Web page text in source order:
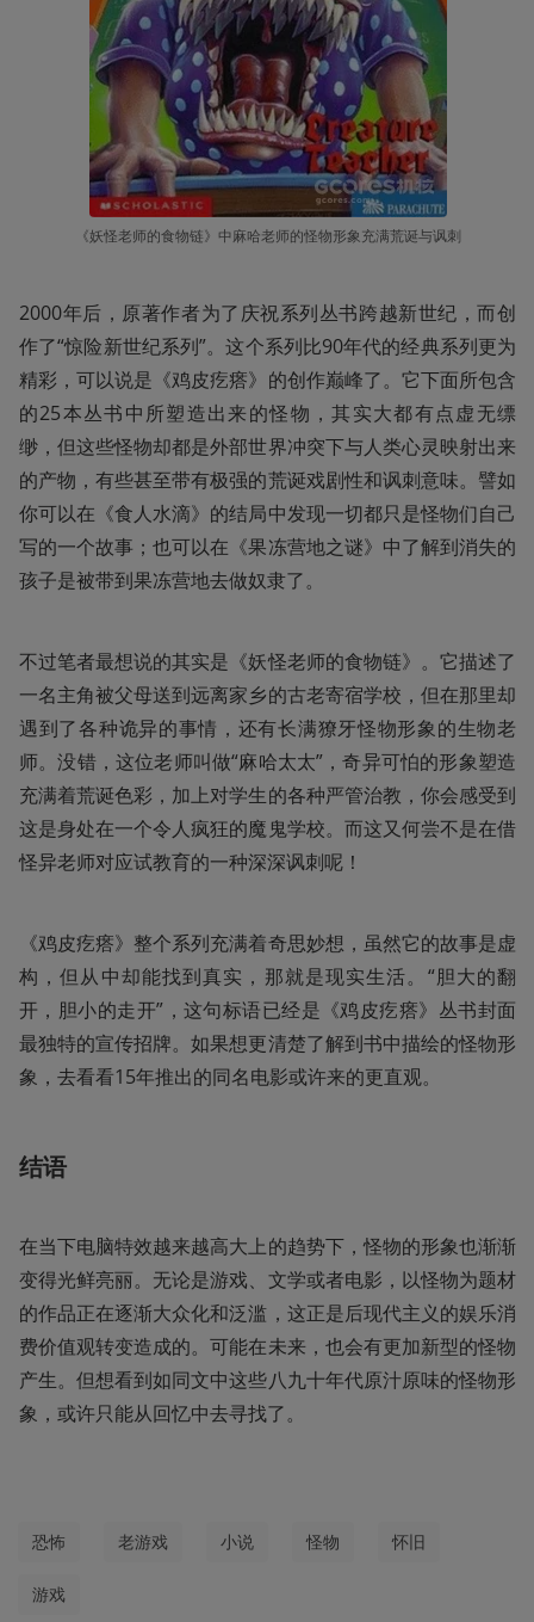
《妖怪老师的食物链》中麻哈老师的怪物形象充满荒诞与讽刺
2000年后，原著作者为了庆祝系列丛书跨越新世纪，而创
作了“惊险新世纪系列”。这个系列比90年代的经典系列更为
精彩，可以说是《鸡皮疙瘩》的创作巅峰了。它下面所包含
的25本丛书中所塑造出来的怪物，其实大都有点虚无缥
缈，但这些怪物却都是外部世界冲突下与人类心灵映射出来
的产物，有些甚至带有极强的荒诞戏剧性和讽刺意味。譬如
你可以在《食人水滴》的结局中发现一切都只是怪物们自己
写的一个故事；也可以在《果冻营地之谜》中了解到消失的
孩子是被带到果冻营地去做奴隶了。
不过笔者最想说的其实是《妖怪老师的食物链》。它描述了
一名主角被父母送到远离家乡的古老寄宿学校，但在那里却
遇到了各种诡异的事情，还有长满獠牙怪物形象的生物老
师。没错，这位老师叫做“麻哈太太”，奇异可怕的形象塑造
充满着荒诞色彩，加上对学生的各种严管治教，你会感受到
这是身处在一个令人疯狂的魔鬼学校。而这又何尝不是在借
怪异老师对应试教育的一种深深讽刺呢！
《鸡皮疙瘩》整个系列充满着奇思妙想，虽然它的故事是虚
构，但从中却能找到真实，那就是现实生活。“胆大的翻
开，胆小的走开”，这句标语已经是《鸡皮疙瘩》丛书封面
最独特的宣传招牌。如果想更清楚了解到书中描绘的怪物形
象，去看看15年推出的同名电影或许来的更直观。
结语
在当下电脑特效越来越高大上的趋势下，怪物的形象也渐渐
变得光鲜亮丽。无论是游戏、文学或者电影，以怪物为题材
的作品正在逐渐大众化和泛滥，这正是后现代主义的娱乐消
费价值观转变造成的。可能在未来，也会有更加新型的怪物
产生。但想看到如同文中这些八九十年代原汁原味的怪物形
象，或许只能从回忆中去寻找了。
恐怖 老游戏 小说 怪物 怀旧
游戏